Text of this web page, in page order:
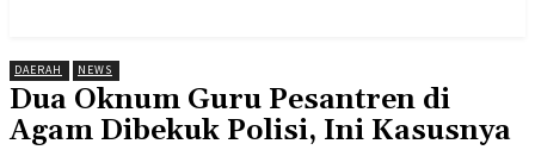
DAERAH NEWS
Dua Oknum Guru Pesantren di
Agam Dibekuk Polisi, Ini Kasusnya